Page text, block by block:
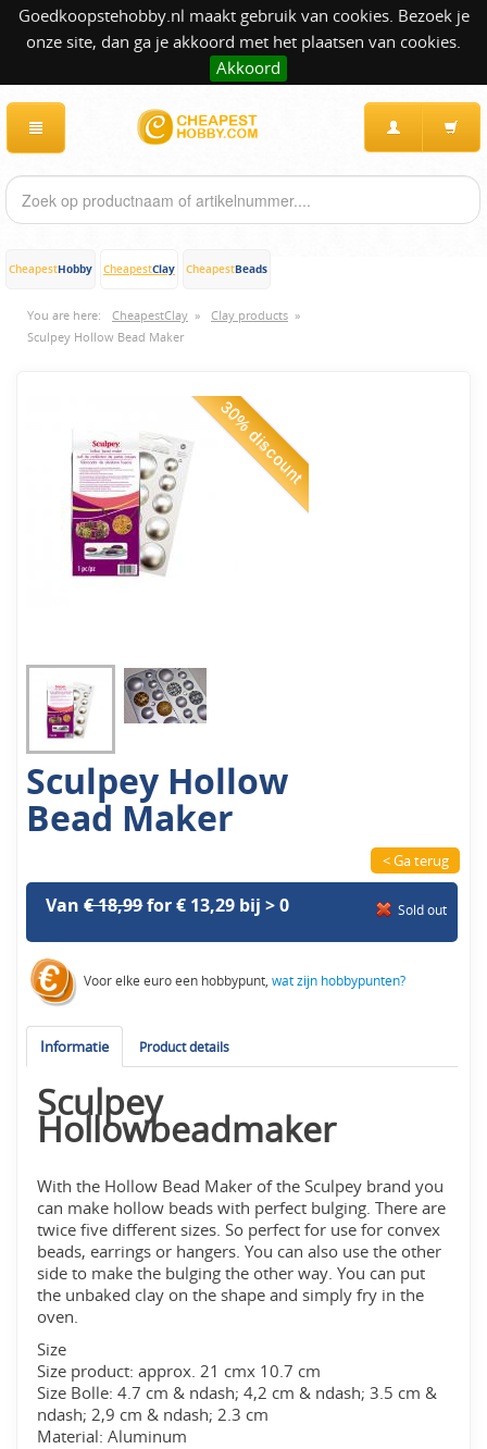
Goedkoopstehobby.nl maakt gebruik van cookies. Bezoek je
onze site, dan ga je akkoord met het plaatsen van cookies.
Akkoord
CheapestHobby CheapestClay CheapestBeads
You are here: CheapestClay » Clay products »
Sculpey Hollow Bead Maker
30% discount
Sculpey Hollow
Bead Maker
< Ga terug
Van€ 18,99for € 13,29 bij > 0 Sold out
Voor elke euro een hobbypunt,wat zijn hobbypunten?
Informatie Product details
Sculpey
Hollowbeadmaker
With the Hollow Bead Maker of the Sculpey brand you
can make hollow beads with perfect bulging. There are
twice five different sizes. So perfect for use for convex
beads, earrings or hangers. You can also use the other
side to make the bulging the other way. You can put
the unbaked clay on the shape and simply fry in the
oven.
Size
Size product: approx. 21 cmx 10.7 cm
Size Bolle: 4.7 cm & ndash; 4,2 cm & ndash; 3.5 cm &
ndash; 2,9 cm & ndash; 2.3 cm
Material: Aluminum